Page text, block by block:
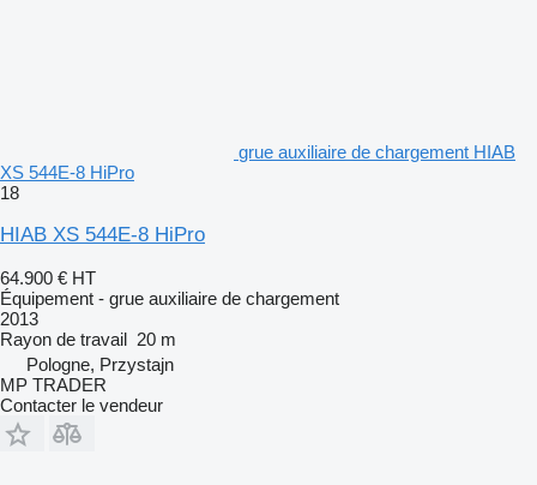
grue auxiliaire de chargement HIAB
XS 544E-8 HiPro
18
HIAB XS 544E-8 HiPro
64.900 € HT
Équipement - grue auxiliaire de chargement
2013
Rayon de travail 20 m
Pologne, Przystajn
MP TRADER
Contacter le vendeur